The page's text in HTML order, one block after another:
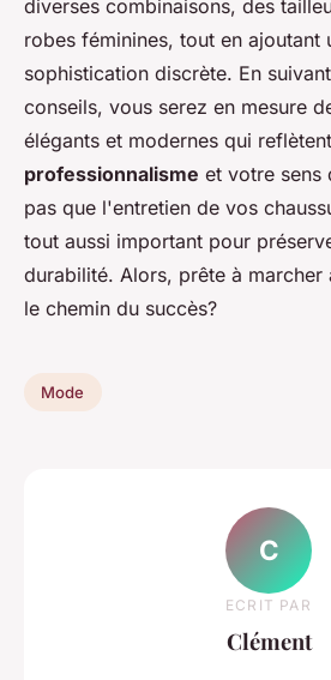
diverses combinaisons, des
robes féminines, tout en ajoutant
sophistication discrète. En
conseils, vous serez en mesure
élégants et modernes qui
professionnalisme et votre sens
pas que l'entretien de vos
tout aussi important pour
durabilité. Alors, prête à marcher
le chemin du succès?
Mode
C
ECRIT PAR
Clément